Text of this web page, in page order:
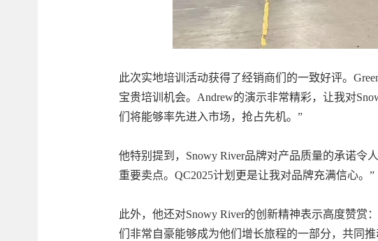
此次实地培训活动获得了经销商们的一致好评。
宝贵培训机会。Andrew的演示非常精彩，让我对
们将能够率先进入市场，抢占先机。”
他特别提到，Snowy River品牌对产品质量的承诺令
重要卖点。QC2025计划更是让我对品牌充满信心。”
此外，他还对Snowy River的创新精神表示高度赞赏
们非常自豪能够成为他们增长旅程的一部分，共同